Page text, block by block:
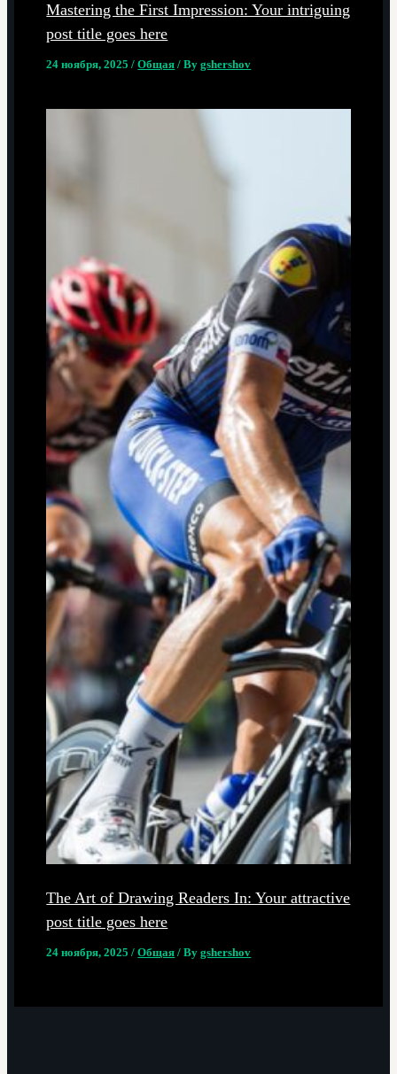
Mastering the First Impression: Your intriguing
post title goes here
24 ноября, 2025/Общая / Bygshershov
The Art of Drawing Readers In: Your attractive
post title goes here
24 ноября, 2025/Общая / Bygshershov